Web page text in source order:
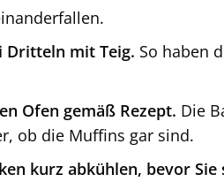
Dritteln mit Teig. So haben
Ofen gemäß Rezept. Die
ob die Muffins gar sind.
kurz abkühlen, bevor